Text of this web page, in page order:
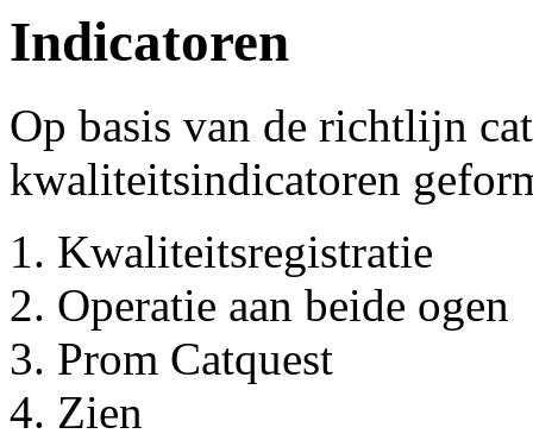
Indicatoren
Op basis van de richtlijn
kwaliteitsindicatoren
Kwaliteitsregistratie
Operatie aan beide ogen
Prom Catquest
Zien